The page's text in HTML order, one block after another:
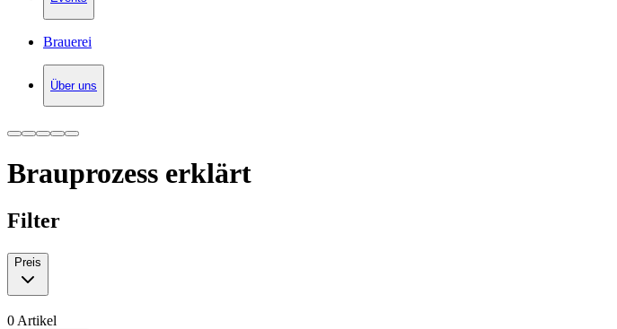
Brauerei
Über uns
Brauprozess erklärt
Filter
Preis
0 Artikel